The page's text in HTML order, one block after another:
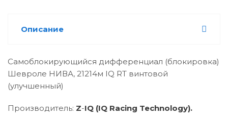
Описание
Самоблокирующийся дифференциал (блокировка)
Шевроле НИВА, 21214м IQ RT винтовой
(улучшенный)
Производитель: Z-IQ (IQ Racing Technology).